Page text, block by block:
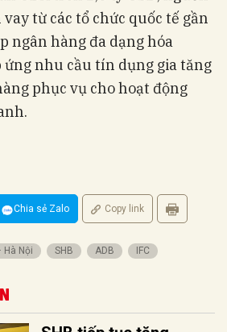
từ các tổ chức quốc tế gần
ngân hàng đa dạng hóa
ứng nhu cầu tín dụng gia tăng
phục vụ cho hoạt động
Chia sẻ Zalo Copy link
Hà Nội SHB ADB IFC